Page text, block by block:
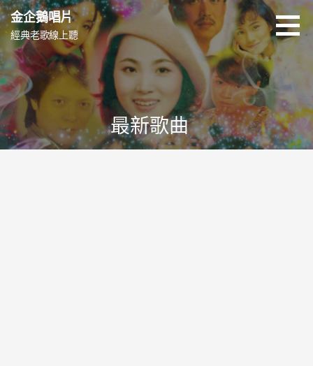
跳
至
主
要
內
容
金企鵝唱片
經典老歌線上聽
最新歌曲